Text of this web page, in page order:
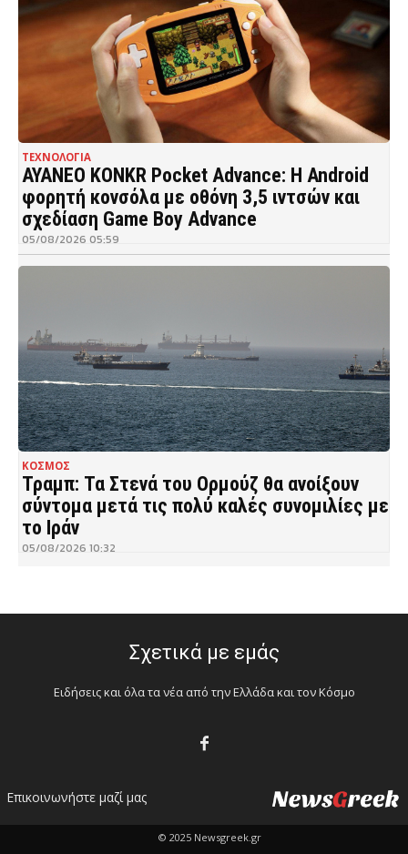
ΤΕΧΝΟΛΟΓΙΑ
AYANEO KONKR Pocket Advance: Η Android
φορητή κονσόλα με οθόνη 3,5 ιντσών και
σχεδίαση Game Boy Advance
05/08/2026 05:59
ΚΟΣΜΟΣ
Τραμπ: Τα Στενά του Ορμούζ θα ανοίξουν
σύντομα μετά τις πολύ καλές συνομιλίες με
το Ιράν
05/08/2026 10:32
Σχετικά με εμάς
Ειδήσεις και όλα τα νέα από την Ελλάδα και τον Κόσμο
Επικοινωνήστε μαζί μας
© 2025 Newsgreek.gr